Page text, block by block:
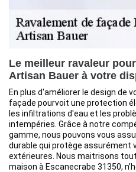
Le meilleur ravaleur
Artisan Bauer à votre
En plus d'améliorer le design de
façade pourvoit une protection
les infiltrations d'eau et les
intempéries. Grâce à notre
gamme, nous pouvons vous
durable qui protège assurément
extérieures. Nous maitrisons
maison à Escanecrabe 31350,